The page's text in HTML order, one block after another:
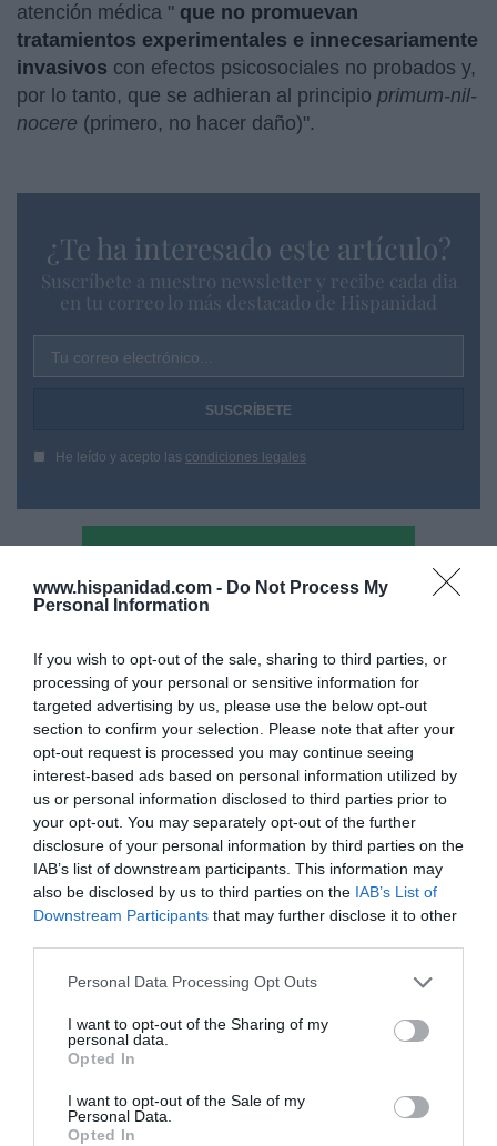
www.hispanidad.com - Do Not Process My
Personal Information
If you wish to opt-out of the sale, sharing to third parties, or
processing of your personal or sensitive information for
targeted advertising by us, please use the below opt-out
section to confirm your selection. Please note that after your
opt-out request is processed you may continue seeing
interest-based ads based on personal information utilized by
us or personal information disclosed to third parties prior to
your opt-out. You may separately opt-out of the further
disclosure of your personal information by third parties on the
IAB’s list of downstream participants. This information may
also be disclosed by us to third parties on the IAB’s List of
Downstream Participants that may further disclose it to other
Personal Data Processing Opt Outs
I want to opt-out of the Sharing of my
personal data.
Opted In
I want to opt-out of the Sale of my
Personal Data.
Opted In
atención médica " que no promuevan
tratamientos experimentales e innecesariamente
invasivos con efectos psicosociales no probados y,
por lo tanto, que se adhieran al principio primum-nil-
nocere (primero, no hacer daño)".
¿Te ha interesado este artículo?
Suscríbete a nuestro newsletter y recibe cada dia
en tu correo lo más destacado de Hispanidad
Tu correo electrónico...
He leído y acepto las condiciones legales
Hoy destacamos
SOCIEDAD
Chat Control para ti, para mí, para todos,
¡por tu seguridad!
SOCIEDAD
Memes. Mohamed en la boya
Redacción
ESPAÑA